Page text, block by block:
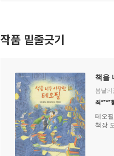
작품 밑줄긋기
책을
봄날의
최****
테오
책장